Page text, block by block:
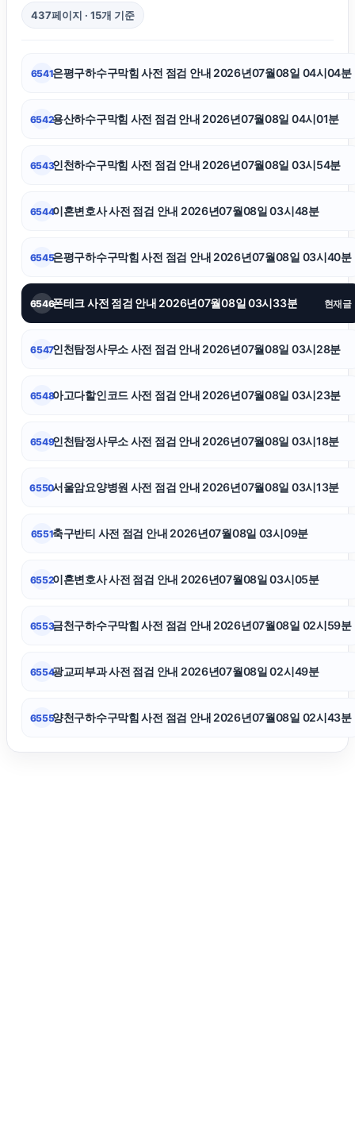
인스타 팔로워
안산이혼전문변호사
탐정사무소
아파트대출
인스타 좋아요 늘리기
서울이혼전문변호사
437페이지 · 15개 기준
6541은평구하수구막힘 사전 점검 안내 2026년07월08일 04시04분
6542용산하수구막힘 사전 점검 안내 2026년07월08일 04시01분
6543인천하수구막힘 사전 점검 안내 2026년07월08일 03시54분
6544이혼변호사 사전 점검 안내 2026년07월08일 03시48분
6545은평구하수구막힘 사전 점검 안내 2026년07월08일 03시40분
6546폰테크 사전 점검 안내 2026년07월08일 03시33분 현재글
6547인천탐정사무소 사전 점검 안내 2026년07월08일 03시28분
6548아고다할인코드 사전 점검 안내 2026년07월08일 03시23분
6549인천탐정사무소 사전 점검 안내 2026년07월08일 03시18분
6550서울암요양병원 사전 점검 안내 2026년07월08일 03시13분
6551축구반티 사전 점검 안내 2026년07월08일 03시09분
6552이혼변호사 사전 점검 안내 2026년07월08일 03시05분
6553금천구하수구막힘 사전 점검 안내 2026년07월08일 02시59분
6554광교피부과 사전 점검 안내 2026년07월08일 02시49분
6555양천구하수구막힘 사전 점검 안내 2026년07월08일 02시43분